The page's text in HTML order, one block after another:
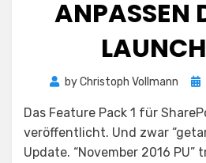
ANPASSEN
byChristoph Vollmann
Das Feature Pack 1 für
veröffentlicht. Und zwar
Update. “November 2016